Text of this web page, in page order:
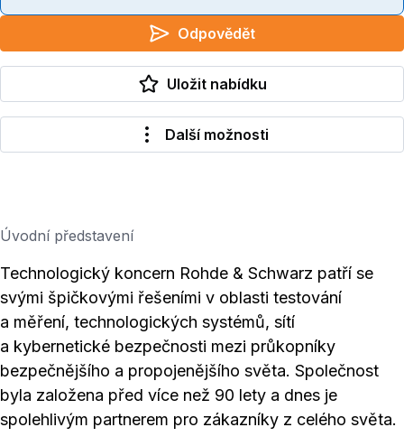
Odpovědět
Uložit nabídku
Další možnosti
Úvodní představení
Technologický koncern Rohde & Schwarz patří se
svými špičkovými řešeními v oblasti testování
a měření, technologických systémů, sítí
a kybernetické bezpečnosti mezi průkopníky
bezpečnějšího a propojenějšího světa. Společnost
byla založena před více než 90 lety a dnes je
spolehlivým partnerem pro zákazníky z celého světa.